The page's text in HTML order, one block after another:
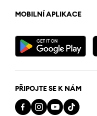
MOBILNÍ APLIKACE
PŘIPOJTE SE K NÁM